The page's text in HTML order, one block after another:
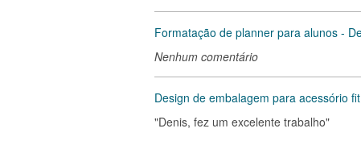
Formatação de planner para alunos -
Nenhum comentário
Design de embalagem para acessório
"Denis, fez um excelente trabalho"